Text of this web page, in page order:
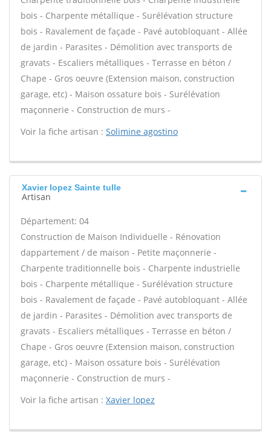
bois - Charpente métallique - Surélévation structure
bois - Ravalement de façade - Pavé autobloquant - Allée
de jardin - Parasites - Démolition avec transports de
gravats - Escaliers métalliques - Terrasse en béton /
Chape - Gros oeuvre (Extension maison, construction
garage, etc) - Maison ossature bois - Surélévation
maçonnerie - Construction de murs -
Voir la fiche artisan : Solimine agostino
Xavier lopez Sainte tulle
Artisan
Département: 04
Construction de Maison Individuelle - Rénovation
dappartement / de maison - Petite maçonnerie -
Charpente traditionnelle bois - Charpente industrielle
bois - Charpente métallique - Surélévation structure
bois - Ravalement de façade - Pavé autobloquant - Allée
de jardin - Parasites - Démolition avec transports de
gravats - Escaliers métalliques - Terrasse en béton /
Chape - Gros oeuvre (Extension maison, construction
garage, etc) - Maison ossature bois - Surélévation
maçonnerie - Construction de murs -
Voir la fiche artisan : Xavier lopez